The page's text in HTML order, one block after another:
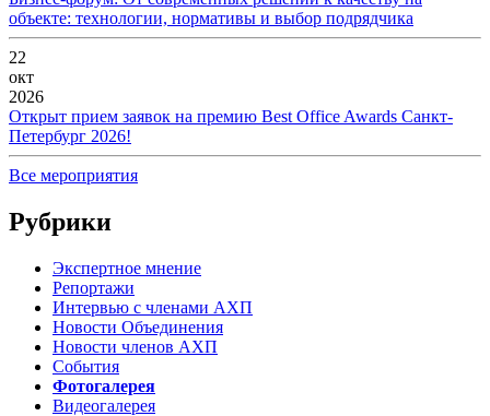
объекте: технологии, нормативы и выбор подрядчика
22
окт
2026
Открыт прием заявок на премию Best Office Awards Санкт-
Петербург 2026!
Все мероприятия
Рубрики
Экспертное мнение
Репортажи
Интервью с членами АХП
Новости Объединения
Новости членов АХП
События
Фотогалерея
Видеогалерея